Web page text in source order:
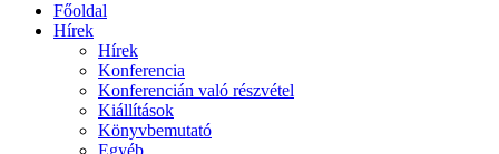
Főoldal
Hírek
Hírek
Konferencia
Konferencián való részvétel
Kiállítások
Könyvbemutató
Egyéb